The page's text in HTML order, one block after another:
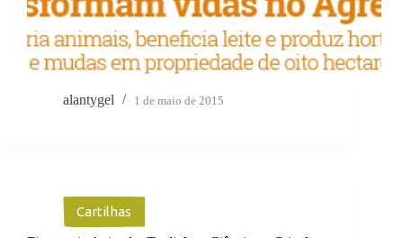
alantygel 1 de maio de 2015
Cartilhas